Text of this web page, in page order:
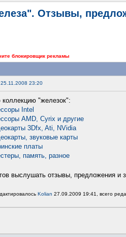
Отзывы,
блокировщик рекламы
25.11.2008 23:20
"железок":
Intel
AMD, Cyrix и другие
3Dfx, Ati, NVidia
звуковые карты
платы
память, разное
выслушать отзывы, предложения и
Kolian 27.09.2009 19:41, всего